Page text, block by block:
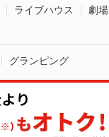
ライブハウス
劇場
グランピング